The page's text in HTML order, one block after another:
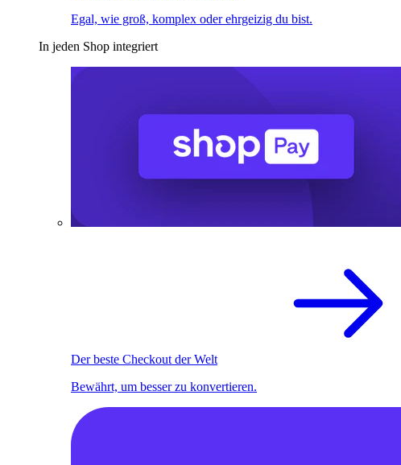
Egal, wie groß, komplex oder ehrgeizig du bist.
In jeden Shop integriert
Der beste Checkout der Welt
Bewährt, um besser zu konvertieren.